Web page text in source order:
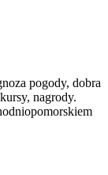
pogody, dobra
nagrody.